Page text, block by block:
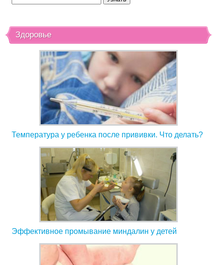
Здоровье
Температура у ребенка после прививки. Что делать?
Эффективное промывание миндалин у детей